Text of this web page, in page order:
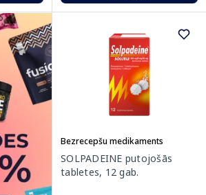
Bezrecepšu medikaments
SOLPADEINE putojošās
tabletes, 12 gab.